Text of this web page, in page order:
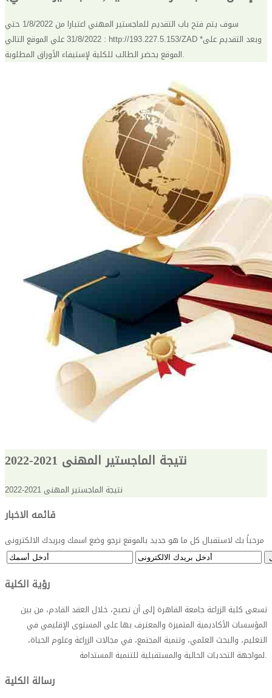
سوف يتم فتح باب التقديم للماجستير المهني اعتبارا من 1/8/2022 حتي
31/8/2022 علي الموقع التالي : http://193.227.5.153/ZAD *وبعد التقديم على
الموقع يحضر الطالب للكلية لإستيفاء الأوراق المطلوبة.
نتيجة الماجستير المهنى 2021-2022
نتيجة الماجستير المهنى 2021-2022
قائمه الاخبار
مرحباً بك لاستقبال كل ما هو جديد بالموقع نرجو وضع اسمك وبريدك الالكترونى
رؤية الكلية
تسعى كلية الزراعة جامعة القاهرة إلى أن تصبح، خلال العقد القادم، من بين
المؤسسات الأكاديمية المتميزة والمعترف بها على المستوى الإقليمي في
التعليم، والبحث العلمي، وتنمية المجتمع، في مجالات الزراعة وعلوم الحياة،
لمواجهة التحديات الحالية والمستقبلية للتنمية المستدامة.